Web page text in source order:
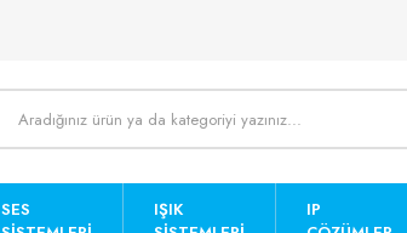
SES
IŞIK
IP